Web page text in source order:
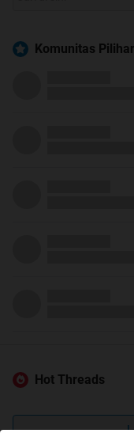
Komunitas
Hot Threads